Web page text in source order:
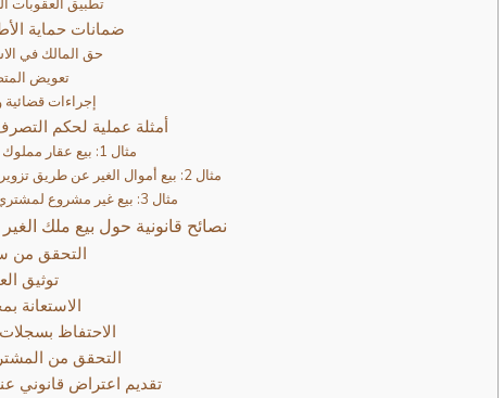
ضمانات حماية
1. حق المالك في
2. تعويض
3. إجراءات
أمثلة عملية لحكم
مثال 1: بيع عقار مملوك لشخص آخر
مثال 2: بيع أموال الغير عن طريق تزوير المستندات
مثال 3: بيع غير مشروع لمشتري حسن النية
نصائح قانونية حول بيع ملك
1. التحقق من
2. توثيق
3.
4. الاحتفاظ
5. التحقق من
6. تقديم اعتراض قانوني